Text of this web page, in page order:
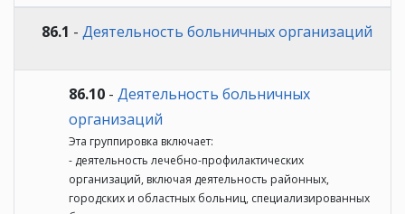
86.1 - Деятельность больничных организаций
86.10 - Деятельность больничных
организаций
Эта группировка включает:
- деятельность лечебно-профилактических
организаций, включая деятельность районных,
городских и областных больниц, специализированных